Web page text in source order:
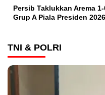
Persib Taklukkan Arema
Grup A Piala Presiden 2026
TNI & POLRI